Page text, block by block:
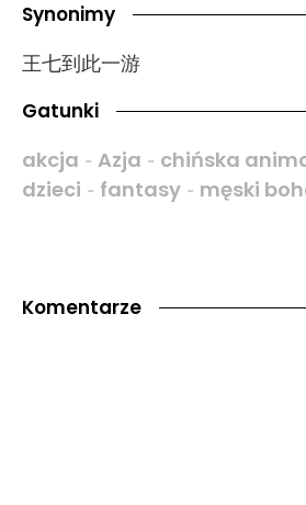
Synonimy
王七到此一游
Gatunki
akcja - Azja - chińska
dzieci - fantasy - męski
Komentarze